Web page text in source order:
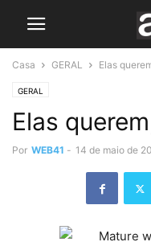
Casa GERAL Elas
GERAL
Elas
Por WEB41 - 14 de maio de